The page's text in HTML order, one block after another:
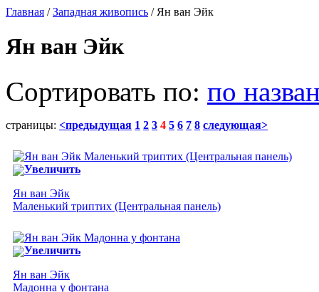
Главная /Западная живопись / Ян ван Эйк
Ян ван Эйк
Сортировать по: по
страницы: <предыдущая 1 2 3 4 5 6 7 8 следующая>
Увеличить
Ян ван Эйк
Маленький триптих (Центральная панель)
Увеличить
Ян ван Эйк
Мадонна у фонтана